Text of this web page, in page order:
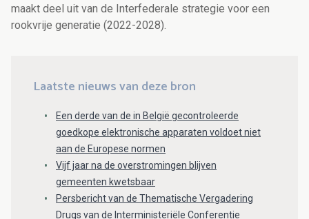
maakt deel uit van de Interfederale strategie voor een
rookvrije generatie (2022-2028).
Laatste nieuws van deze bron
Een derde van de in België gecontroleerde
goedkope elektronische apparaten voldoet niet
aan de Europese normen
Vijf jaar na de overstromingen blijven
gemeenten kwetsbaar
Persbericht van de Thematische Vergadering
Drugs van de Interministeriële Conferentie